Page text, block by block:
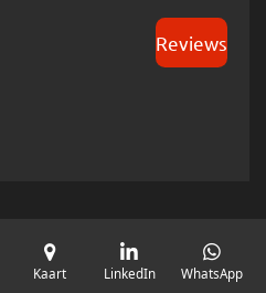
Reviews
Kaart LinkedIn WhatsApp